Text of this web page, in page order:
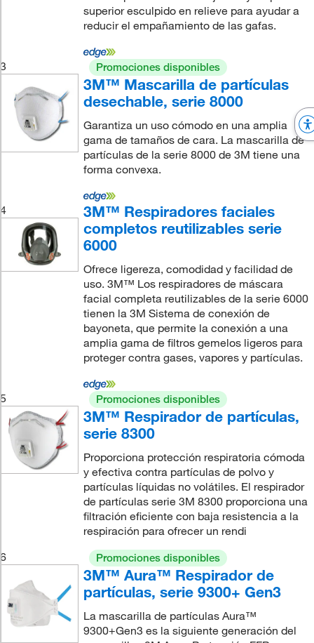
superior esculpido en relieve para ayudar a
reducir el empañamiento de las gafas.
3 Promociones disponibles
3M™ Mascarilla de partículas
desechable, serie 8000
Garantiza un uso cómodo en una amplia
gama de tamaños de cara. La mascarilla de
partículas de la serie 8000 de 3M tiene una
forma convexa.
4
3M™ Respiradores faciales
completos reutilizables serie
6000
Ofrece ligereza, comodidad y facilidad de
uso. 3M™ Los respiradores de máscara
facial completa reutilizables de la serie 6000
tienen la 3M Sistema de conexión de
bayoneta, que permite la conexión a una
amplia gama de filtros gemelos ligeros para
proteger contra gases, vapores y partículas.
5 Promociones disponibles
3M™ Respirador de partículas,
serie 8300
Proporciona protección respiratoria cómoda
y efectiva contra partículas de polvo y
partículas líquidas no volátiles. El respirador
de partículas serie 3M 8300 proporciona una
filtración eficiente con baja resistencia a la
respiración para ofrecer un rendi
6
Promociones disponibles
3M™ Aura™ Respirador de
partículas, serie 9300+ Gen3
La mascarilla de partículas Aura™
9300+Gen3 es la siguiente generación del